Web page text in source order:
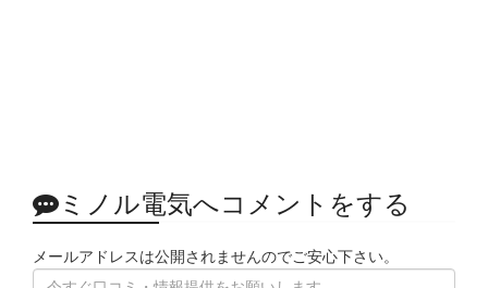
ミノル電気へコメントをする
メールアドレスは公開されませんのでご安心下さい。